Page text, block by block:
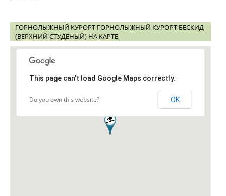
ГОРНОЛЫЖНЫЙ КУРОРТ ГОРНОЛЫЖНЫЙ КУРОРТ БЕСКИД
(ВЕРХНИЙ СТУДЕНЫЙ) НА КАРТЕ
This page can't load Google Maps correctly.
Do you own this website? OK